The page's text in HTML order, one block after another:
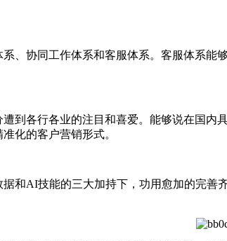
、协同工作体系和客服体系。客服体系
到各行各业的注目和喜爱。能够说在国内
化的客户营销形式。
和AI技能的三大加持下，功用愈加的完善